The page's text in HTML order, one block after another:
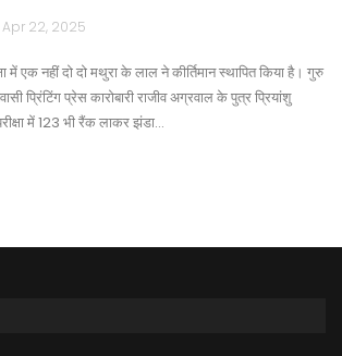
Apr 22, 2025
में एक नहीं दो दो मथुरा के लाल ने कीर्तिमान स्थापित किया है। गुरु
प्रिंटिंग प्रेस कारोबारी राजीव अग्रवाल के पुत्र प्रियांशु
में 123 भी रैंक लाकर झंडा…